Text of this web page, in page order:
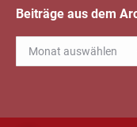
Beiträge aus dem
Beiträge
aus